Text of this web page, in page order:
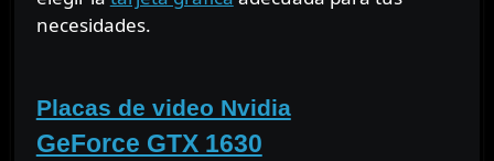
necesidades.
Placas de video Nvidia
GeForce GTX 1630